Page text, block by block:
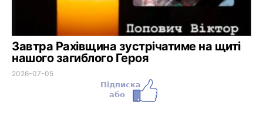
Завтра Рахівщина зустрічатиме на щиті
нашого загиблого Героя
2026-07-05